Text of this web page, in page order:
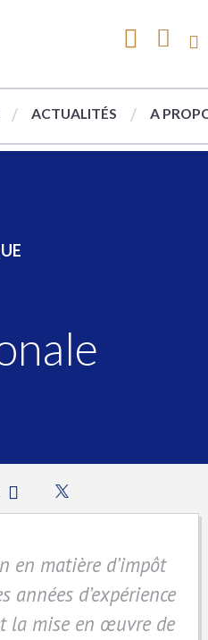
ACTUALITÉS A
en matière d’impôt
d’expérience
la mise en œuvre de